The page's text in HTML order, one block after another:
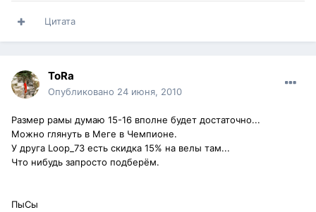
Цитата
ToRa
Опубликовано 24 июня, 2010
Размер рамы думаю 15-16 вполне будет достаточно...
Можно глянуть в Меге в Чемпионе.
У друга Loop_73 есть скидка 15% на велы там...
Что нибудь запросто подберём.
ПыСы